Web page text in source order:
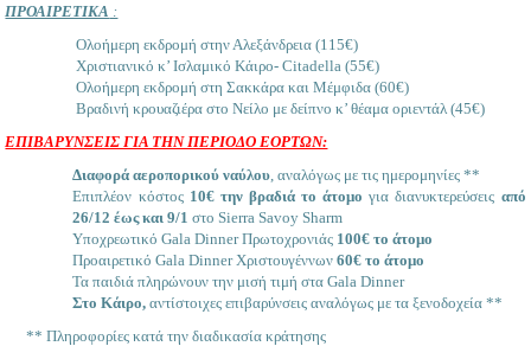
ΠΡΟΑΙΡΕΤΙΚΑ :
Ολοήμερη εκδρομή στην Αλεξάνδρεια (115€)
Χριστιανικό κ’ Ισλαμικό Κάιρο- Citadella (55€)
Ολοήμερη εκδρομή στη Σακκάρα και Μέμφιδα (60€)
Βραδινή κρουαζιέρα στο Νείλο με δείπνο κ’ θέαμα οριεντάλ (45€)
ΕΠΙΒΑΡΥΝΣΕΙΣ ΓΙΑ ΤΗΝ ΠΕΡΙΟΔΟ ΕΟΡΤΩΝ:
Διαφορά αεροπορικού ναύλου , αναλόγως με τις ημερομηνίες **
Επιπλέον κόστος 10€ την βραδιά το άτομο για διανυκτερεύσεις από
26/12 έως και 9/1 στο Sierra Savoy Sharm
Υποχρεωτικό Gala Dinner Πρωτοχρονιάς 100€ το άτομο
Προαιρετικό Gala Dinner Χριστουγέννων60€ το άτομο
Τα παιδιά πληρώνουν την μισή τιμή στα Gala Dinner
Στο Κάιρο, αντίστοιχες επιβαρύνσεις αναλόγως με τα ξενοδοχεία **
** Πληροφορίες κατά την διαδικασία κράτησης